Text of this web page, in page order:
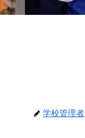
学校管理者